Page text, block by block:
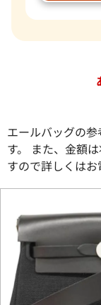
エールバッグの
す。 また、金額
すので詳しくはお